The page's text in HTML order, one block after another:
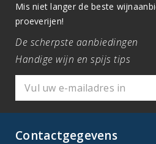
Mis niet langer de beste
proeverijen!
De scherpste aanbiedingen
Handige wijn en spijs tips
Contactgegevens